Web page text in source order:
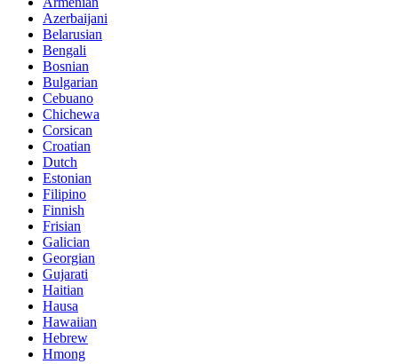
Azerbaijani
Belarusian
Bengali
Bosnian
Bulgarian
Cebuano
Chichewa
Corsican
Croatian
Dutch
Estonian
Filipino
Finnish
Frisian
Galician
Georgian
Gujarati
Haitian
Hausa
Hawaiian
Hebrew
Hmong